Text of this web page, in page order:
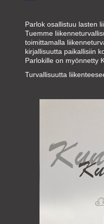
Parlok osallistuu lasten
Tuemme
toimittamalla
kirjallisuutta paikallisiin
Parlokille on myönnetty
Turvallisuutta